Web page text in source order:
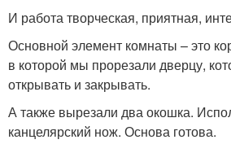
И работа творческая, приятная,
Основной элемент комнаты – это
в которой мы прорезали дверцу,
открывать и закрывать.
А также вырезали два окошка.
канцелярский нож. Основа готова.